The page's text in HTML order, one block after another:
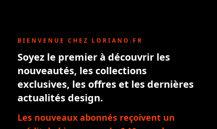
BIENVENUE CHEZ LORIANO.FR
Soyez le premier à découvrir les
nouveautés, les collections
exclusives, les offres et les dernières
actualités design.
Les nouveaux abonnés reçoivent un